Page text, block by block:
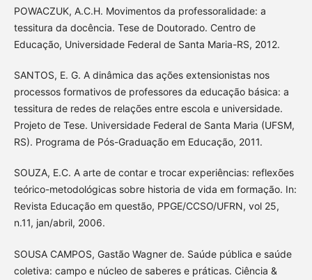
POWACZUK, A.C.H. Movimentos da professoralidade: a
tessitura da docência. Tese de Doutorado. Centro de
Educação, Universidade Federal de Santa Maria-RS, 2012.
SANTOS, E. G. A dinâmica das ações extensionistas nos
processos formativos de professores da educação básica: a
tessitura de redes de relações entre escola e universidade.
Projeto de Tese. Universidade Federal de Santa Maria (UFSM,
RS). Programa de Pós-Graduação em Educação, 2011.
SOUZA, E.C. A arte de contar e trocar experiências: reflexões
teórico-metodológicas sobre historia de vida em formação. In:
Revista Educação em questão, PPGE/CCSO/UFRN, vol 25,
n.11, jan/abril, 2006.
SOUSA CAMPOS, Gastão Wagner de. Saúde pública e saúde
coletiva: campo e núcleo de saberes e práticas. Ciência &